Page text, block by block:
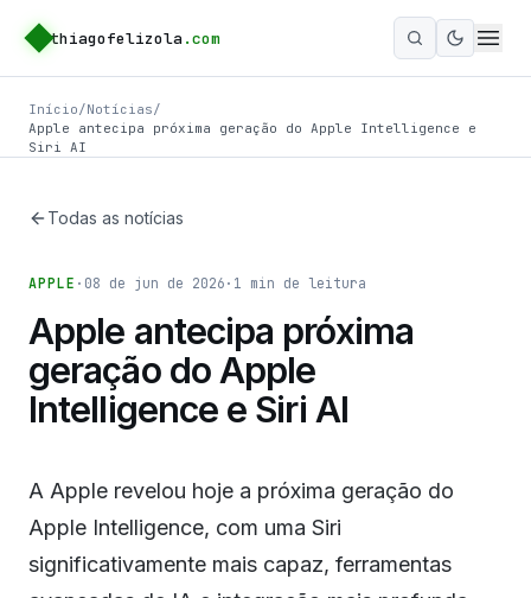
thiagofelizola .com
Ativar
Início/Notícias/
Apple antecipa próxima geração do Apple Intelligence e
Siri AI
Todas as notícias
APPLE · 08 de jun de 2026 · 1 min de leitura
Apple antecipa próxima
geração do Apple
Intelligence e Siri AI
A Apple revelou hoje a próxima geração do
Apple Intelligence, com uma Siri
significativamente mais capaz, ferramentas